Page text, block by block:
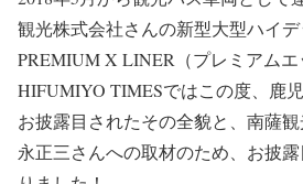
観光株式会社さんの新型大型ハイ
PREMIUM X LINER（プレミアムエ
HIFUMIYO TIMESではこの度、鹿
お披露目されたその全貌と、南薩
永正三さんへの取材のため、お披